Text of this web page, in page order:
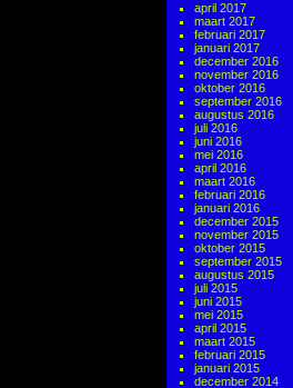
april 2017
maart 2017
februari 2017
januari 2017
december 2016
november 2016
oktober 2016
september 2016
augustus 2016
juli 2016
juni 2016
mei 2016
april 2016
maart 2016
februari 2016
januari 2016
december 2015
november 2015
oktober 2015
september 2015
augustus 2015
juli 2015
juni 2015
mei 2015
april 2015
maart 2015
februari 2015
januari 2015
december 2014